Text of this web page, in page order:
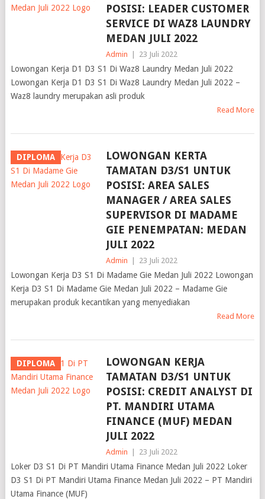
POSISI: LEADER CUSTOMER
SERVICE DI WAZ8 LAUNDRY
MEDAN JULI 2022
Admin 23 Juli 2022
Lowongan Kerja D1 D3 S1 Di Waz8 Laundry Medan Juli 2022
Lowongan Kerja D1 D3 S1 Di Waz8 Laundry Medan Juli 2022 –
Waz8 laundry merupakan asli produk
Read More
DIPLOMA
LOWONGAN KERTA
TAMATAN D3/S1 UNTUK
POSISI: AREA SALES
MANAGER / AREA SALES
SUPERVISOR DI MADAME
GIE PENEMPATAN: MEDAN
JULI 2022
Admin 23 Juli 2022
Lowongan Kerja D3 S1 Di Madame Gie Medan Juli 2022 Lowongan
Kerja D3 S1 Di Madame Gie Medan Juli 2022 – Madame Gie
merupakan produk kecantikan yang menyediakan
Read More
DIPLOMA
LOWONGAN KERJA
TAMATAN D3/S1 UNTUK
POSISI: CREDIT ANALYST DI
PT. MANDIRI UTAMA
FINANCE (MUF) MEDAN
JULI 2022
Admin 23 Juli 2022
Loker D3 S1 Di PT Mandiri Utama Finance Medan Juli 2022 Loker
D3 S1 Di PT Mandiri Utama Finance Medan Juli 2022 – PT Mandiri
Utama Finance (MUF)